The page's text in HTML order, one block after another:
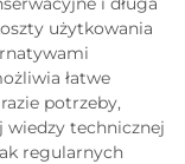
użytkowania
łatwe
potrzeby,
wiedzy technicznej
regularnych